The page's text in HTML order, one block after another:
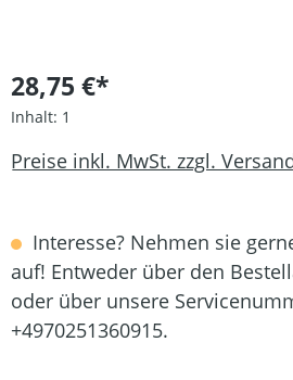
28,75 €*
Inhalt: 1
Preise inkl. MwSt. zzgl.
Interesse? Nehmen sie
auf! Entweder über den
oder über unsere
+4970251360915.